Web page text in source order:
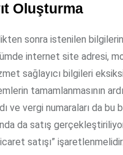
Oluşturma
sonra istenilen
internet site adresi,
sağlayıcı bilgileri
tamamlanmasının
ve vergi numaraları da bu
da satış
satışı” işaretlenmelidir.